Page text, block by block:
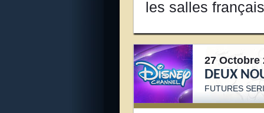
les salles
27 Octobre
DEUX
FUTURES